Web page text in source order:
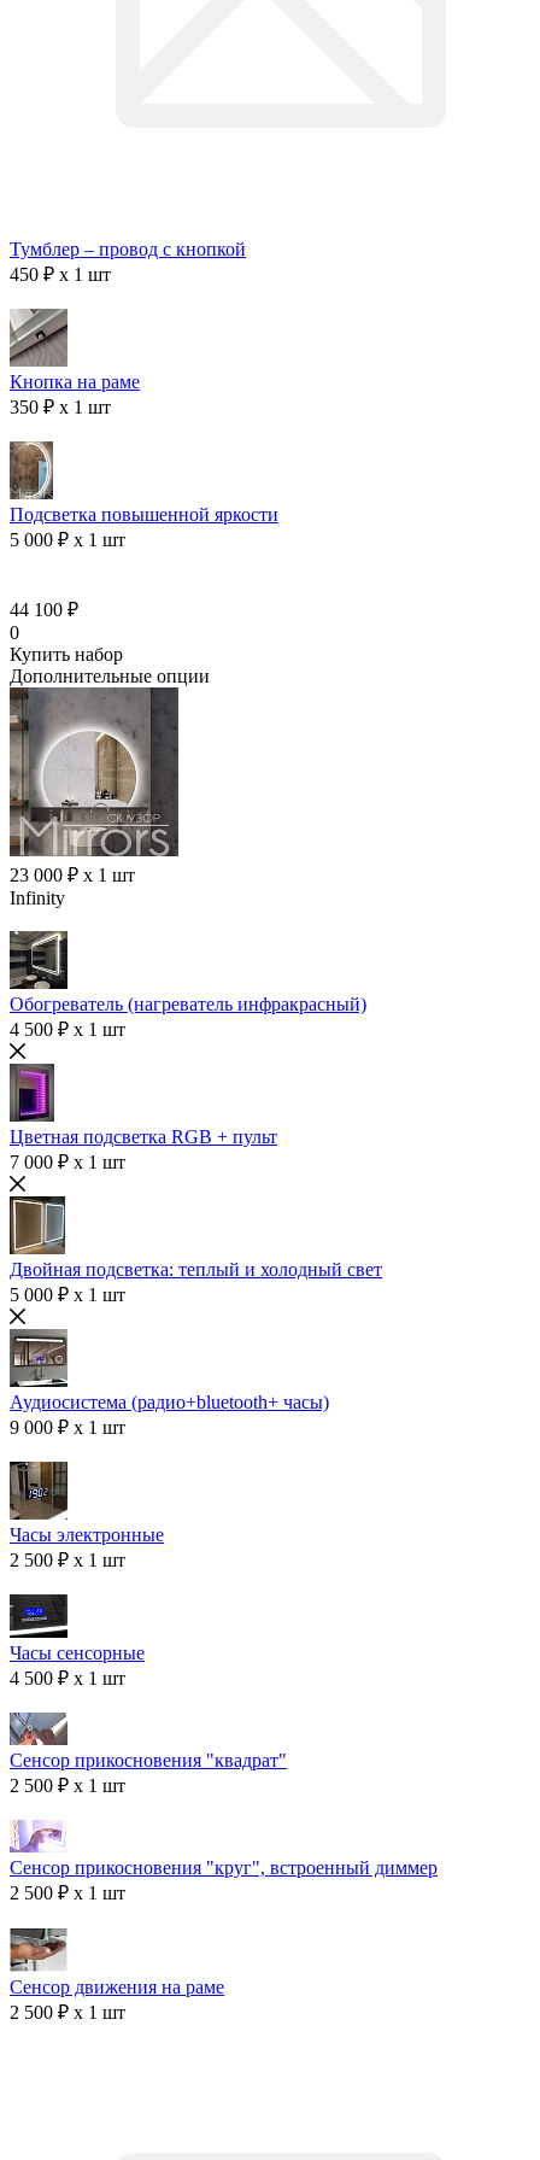
Тумблер – провод с кнопкой
450 ₽ x 1 шт
Кнопка на раме
350 ₽ x 1 шт
Подсветка повышенной яркости
5 000 ₽ x 1 шт
44 100 ₽
0
Купить набор
Дополнительные опции
23 000 ₽ x 1 шт
Infinity
Обогреватель (нагреватель инфракрасный)
4 500 ₽ x 1 шт
Цветная подсветка RGB + пульт
7 000 ₽ x 1 шт
Двойная подсветка: теплый и холодный свет
5 000 ₽ x 1 шт
Аудиосистема (радио+bluetooth+ часы)
9 000 ₽ x 1 шт
Часы электронные
2 500 ₽ x 1 шт
Часы сенсорные
4 500 ₽ x 1 шт
Сенсор прикосновения "квадрат"
2 500 ₽ x 1 шт
Сенсор прикосновения "круг", встроенный диммер
2 500 ₽ x 1 шт
Сенсор движения на раме
2 500 ₽ x 1 шт